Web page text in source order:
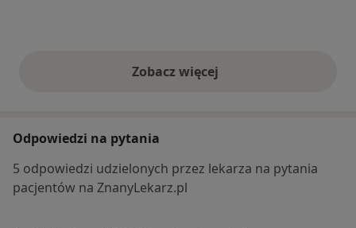
Zobacz więcejopinie powyżej
Odpowiedzi na pytania
5 odpowiedzi udzielonych przez lekarza na pytania
pacjentów na ZnanyLekarz.pl